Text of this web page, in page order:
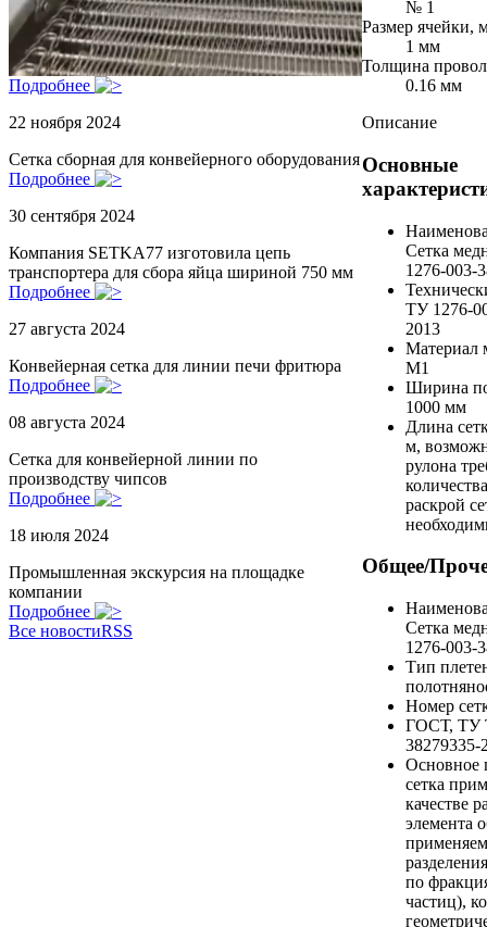
Подробнее
22 ноября 2024
Сетка сборная для конвейерного оборудования
Подробнее
30 сентября 2024
Компания SETKA77 изготовила цепь
транспортера для сбора яйца шириной 750 мм
Подробнее
27 августа 2024
Конвейерная сетка для линии печи фритюра
Подробнее
08 августа 2024
Сетка для конвейерной линии по
производству чипсов
Подробнее
18 июля 2024
Промышленная экскурсия на площадке
компании
Подробнее
Все новостиRSS
№ 1
Размер ячейки,
1 мм
Толщина
0.16 мм
Описание
Основные
Сетка
1276-003-
ТУ 1276-
2013
Материал
М1
Ширина
1000 мм
Длина
м,
рулона
раскрой
Общее/
Сетка
1276-003-
Тип
Номер
ГОСТ, ТУ
38279335-
Основное
сетка
качестве
элемента
по
частиц),